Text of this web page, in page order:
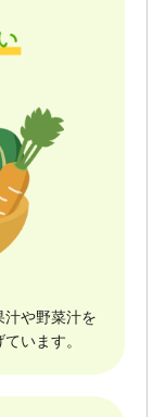
汁や野菜汁を
います。